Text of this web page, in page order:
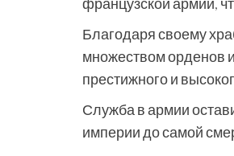
Благодаря своему
множеством орденов
престижного и
Служба в армии
империи до самой